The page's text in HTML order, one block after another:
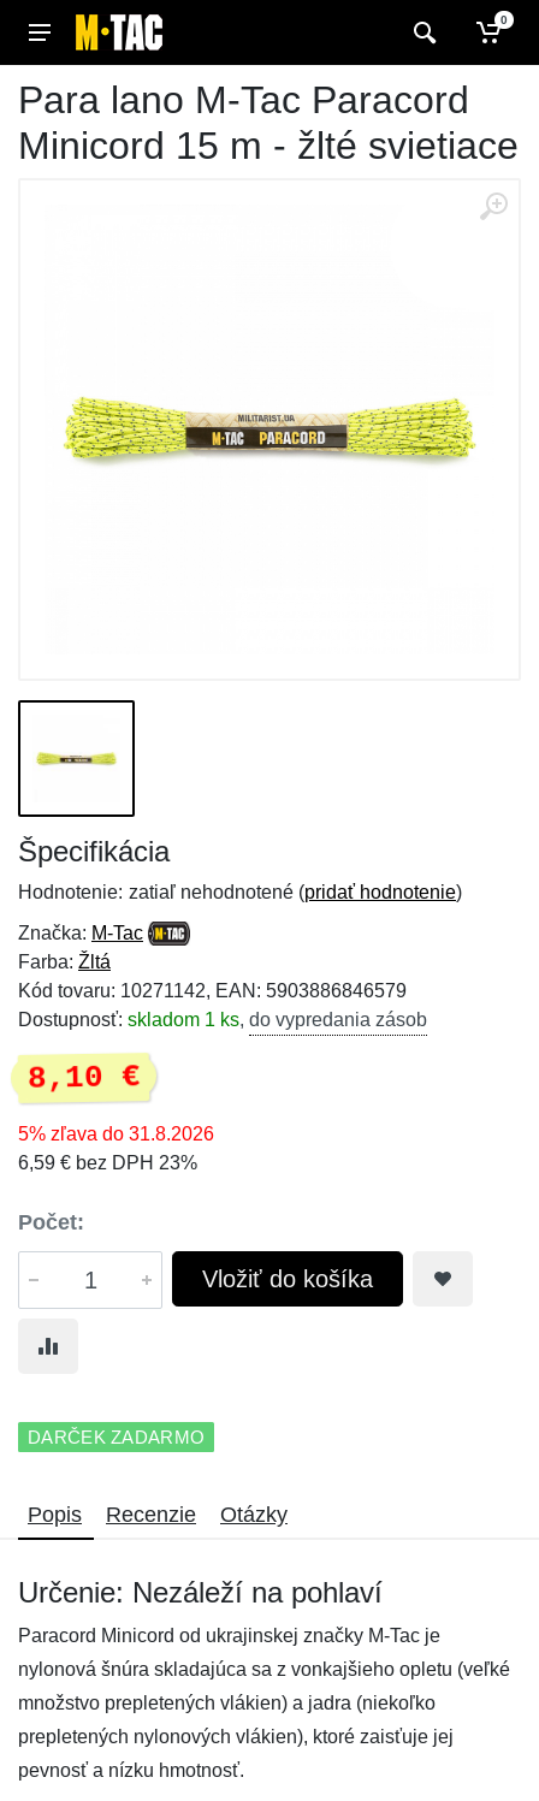
0
Para lano M-Tac Paracord
Minicord 15 m - žlté svietiace
Špecifikácia
Hodnotenie: zatiaľ nehodnotené (pridať hodnotenie)
Značka: M-Tac
Farba: Žltá
Kód tovaru: 10271142, EAN: 5903886846579
Dostupnosť: skladom 1 ks, do vypredania zásob
8,10 €
5% zľava do 31.8.2026
6,59 € bez DPH 23%
Počet:
Vložiť do košíka
DARČEK ZADARMO
Popis Recenzie Otázky
Určenie: Nezáleží na pohlaví
Paracord Minicord od ukrajinskej značky M-Tac je
nylonová šnúra skladajúca sa z vonkajšieho opletu (veľké
množstvo prepletených vlákien) a jadra (niekoľko
prepletených nylonových vlákien), ktoré zaisťuje jej
pevnosť a nízku hmotnosť.